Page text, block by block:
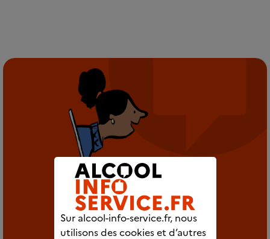
Sur alcool-info-service.fr, nous
utilisons des cookies et d’autres